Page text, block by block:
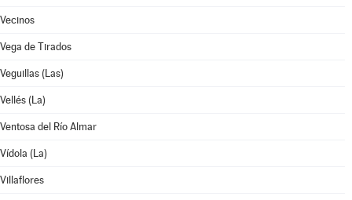
Vecinos
Vega de Tirados
Veguillas (Las)
Vellés (La)
Ventosa del Río Almar
Vídola (La)
Villaflores